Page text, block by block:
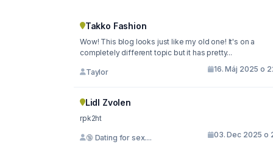
Takko Fashion
Wow! This blog looks just like my old one! It's on a
completely different topic but it has pretty...
Taylor 16. Máj 2025 o
Lidl Zvolen
rpk2ht
🔞 Dating for sex.... 03. Dec 2025 o